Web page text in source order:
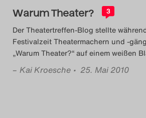
Warum Theater? 3
Der Theatertreffen-Blog stellte
Festivalzeit Theatermachern und -
„Warum Theater?“ auf einem weißen
– Kai Kroesche • 25. Mai 2010